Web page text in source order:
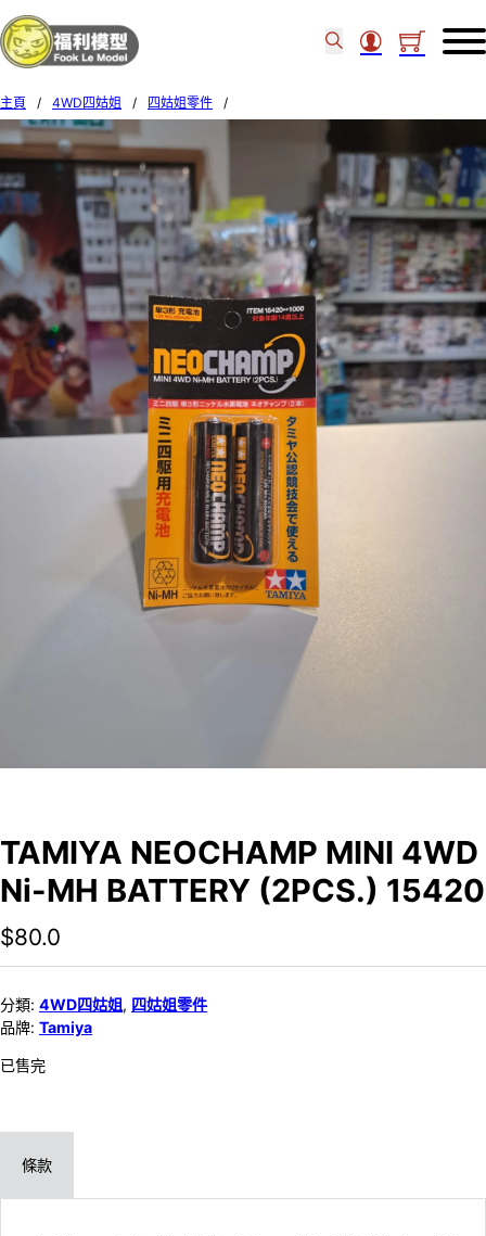
主頁 / 4WD四姑姐 / 四姑姐零件
/
TAMIYA NEOCHAMP MINI 4WD Ni-MH BATTERY (2PCS.) 15420
TAMIYA NEOCHAMP MINI 4WD
Ni-MH BATTERY (2PCS.) 15420
$80.0
分類: 4WD四姑姐, 四姑姐零件
品牌: Tamiya
已售完
條款